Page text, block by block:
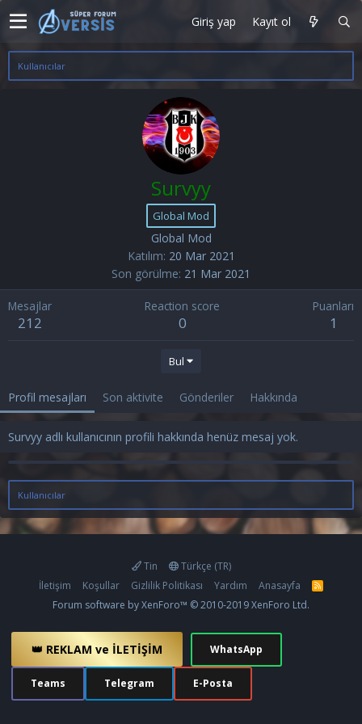
Giriş yap Kayıt ol
Kullanıcılar
Survyy
Global Mod
Global Mod
Katılım 20 Mar 2021
Son görülme 21 Mar 2021
Mesajlar
212
Reaction score
0
Puanları
1
Bul
Profil mesajları Son aktivite Gönderiler Hakkında
Survyy adlı kullanıcının profili hakkında henüz mesaj yok.
Kullanıcılar
Tin
Türkçe (TR)
İletişim
Koşullar Gizlilik Politikası Yardım Anasayfa
R
S
Forum software by XenForo™ © 2010-2019 XenForo Ltd.
👑 REKLAM ve İLETİŞİM WhatsApp
Teams Telegram E-Posta